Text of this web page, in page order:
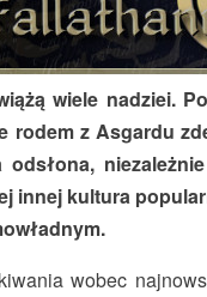
wiele nadziei.
rodem z Asgardu
odsłona,
innej kultura
wobec